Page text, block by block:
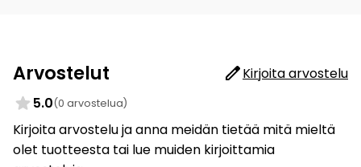
Arvostelut
Kirjoita arvostelu
5.0(0 arvostelua)
Kirjoita arvostelu ja anna meidän tietää mitä mieltä
olet tuotteesta tai lue muiden kirjoittamia